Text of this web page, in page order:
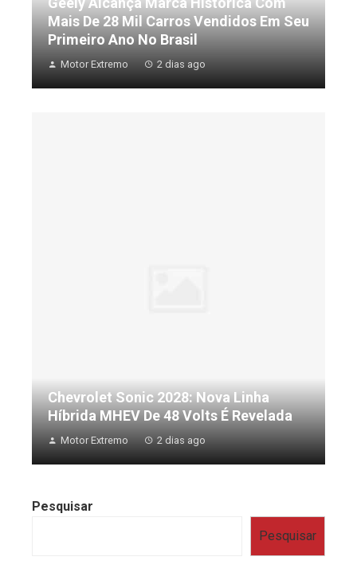
Mais De 28 Mil Carros Vendidos Em Seu
Primeiro Ano No Brasil
Motor Extremo 2 dias ago
Chevrolet Sonic 2028: Nova Linha
Híbrida MHEV De 48 Volts É Revelada
Motor Extremo 2 dias ago
Pesquisar
Pesquisar